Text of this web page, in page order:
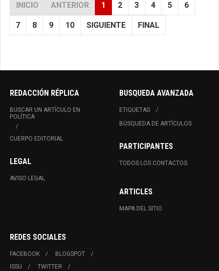
INICIO ANTERIOR 1 2 3 4 5 6
7 8 9 10 SIGUIENTE FINAL
REDACCIÓN RÉPLICA
BUSCAR UN ARTÍCULO EN
POLÍTICA
CUERPO EDITORIAL
LEGAL
AVISO LEGAL
BUSQUEDA AVANZADA
ETIQUETAS
BÚSQUEDA DE ARTÍCULOS
PARTICIPANTES
TODOS LOS CONTACTOS
ARTICLES
MAPA DEL SITIO
REDES SOCIALES
FACEBOOK
BLOGSPOT
ISSU
TWITTER